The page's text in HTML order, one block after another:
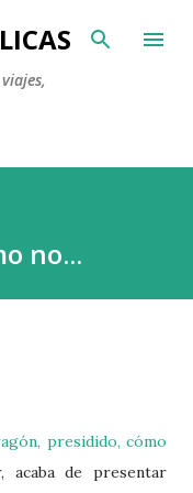
no...
presidido, cómo
de presentar